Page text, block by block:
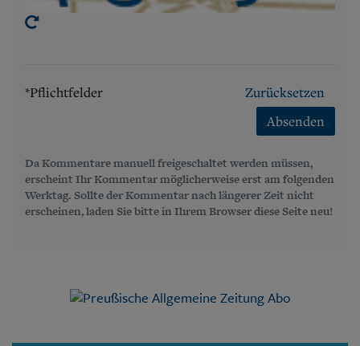
*Pflichtfelder
Zurücksetzen
Absenden
Da Kommentare manuell freigeschaltet werden müssen,
erscheint Ihr Kommentar möglicherweise erst am folgenden
Werktag. Sollte der Kommentar nach längerer Zeit nicht
erscheinen, laden Sie bitte in Ihrem Browser diese Seite neu!